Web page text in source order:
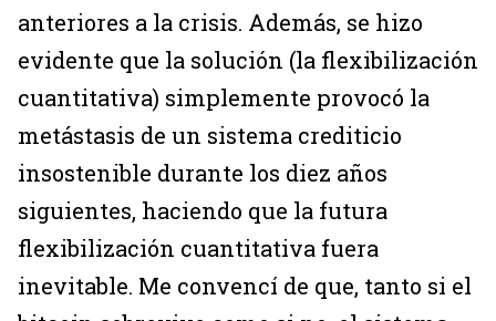
anteriores a la crisis. Además, se hizo
evidente que la solución (la flexibilización
cuantitativa) simplemente provocó la
metástasis de un sistema crediticio
insostenible durante los diez años
siguientes, haciendo que la futura
flexibilización cuantitativa fuera
inevitable. Me convencí de que, tanto si el